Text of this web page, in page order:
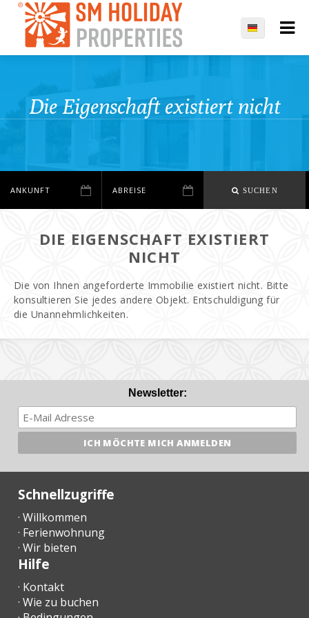
Die Eigenschaft existiert nicht
SUCHEN
DIE EIGENSCHAFT EXISTIERT
NICHT
Die von Ihnen angeforderte Immobilie existiert nicht. Bitte
konsultieren Sie jedes andere Objekt. Entschuldigung für
die Unannehmlichkeiten.
Newsletter:
Schnellzugriffe
· Willkommen
· Ferienwohnung
· Wir bieten
Hilfe
· Kontakt
· Wie zu buchen